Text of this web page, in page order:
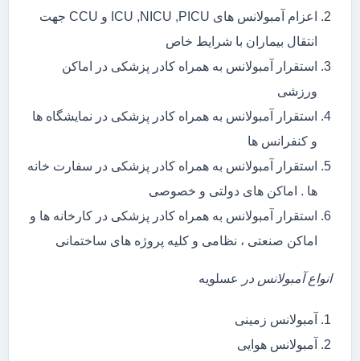
اعزام آمبولانس های ICU ,NICU ,PICU و CCU جهت
انتقال بیماران با شرایط خاص
استقرار آمبولانس به همراه کادر پزشکی در اماکن
ورزشی
استقرار آمبولانس به همراه کادر پزشکی در نمایشگاه ها
و کنفرانس ها
استقرار آمبولانس به همراه کادر پزشکی در سفارت خانه
ها . اماکن های دولتی و خصوصی
استقرار آمبولانس به همراه کادر پزشکی در کارخانه ها و
اماکن صنعتی ، نظامی و کلیه پروژه های ساختمانی
انواع آمبولانس در عسلویه
آمبولانس زمینی
آمبولانس هوایی